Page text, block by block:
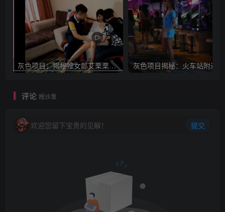
灰色项目：揭秘推女郎艾栗栗收费视频赚钱套路!
评论 抢沙发
欢迎您留下宝贵的见解！ 提交